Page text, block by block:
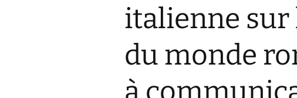
italienne sur
du monde